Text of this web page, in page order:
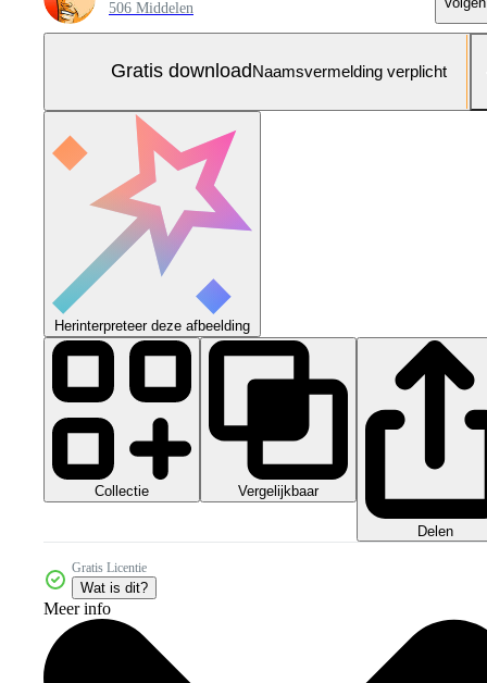
506 Middelen
Gratis downloadNaamsvermelding verplicht
Herinterpreteer deze afbeelding
Collectie Vergelijkbaar
Delen
Gratis Licentie
Wat is dit?
Meer info